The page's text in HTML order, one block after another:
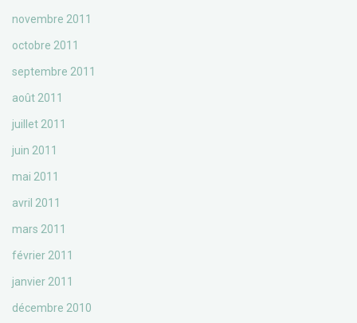
novembre 2011
octobre 2011
septembre 2011
août 2011
juillet 2011
juin 2011
mai 2011
avril 2011
mars 2011
février 2011
janvier 2011
décembre 2010